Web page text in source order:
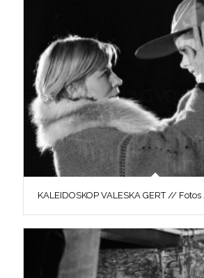
KALEIDOSKOP VALESKA GERT //